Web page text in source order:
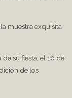
muestra exquisita
su fiesta, el 10 de
de los